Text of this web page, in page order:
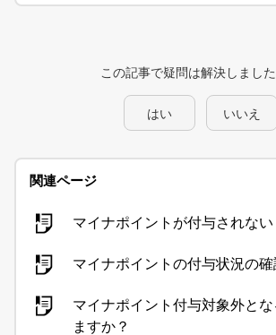
この記事で疑問は解決しまし
はい いいえ
関連ページ
マイナポイントが付与されない
マイナポイントの付与状況の
マイナポイント付与対象外とな
ますか？